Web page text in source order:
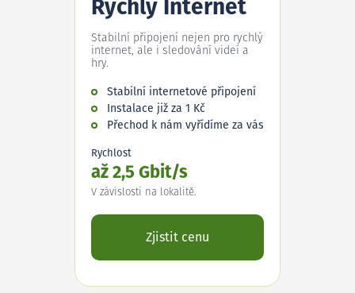
Rychlý Internet
Stabilní připojení nejen pro rychlý
internet, ale i sledování videí a
hry.
Stabilní internetové připojení
Instalace již za 1 Kč
Přechod k nám vyřídíme za vás
Rychlost
až 2,5 Gbit/s
V závislosti na lokalitě.
Zjistit cenu